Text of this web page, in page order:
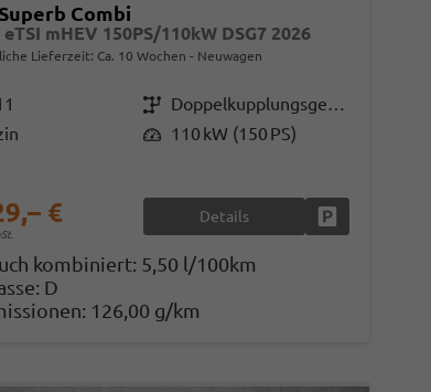
Combi
eTSI mHEV 150PS/110kW DSG7 2026
Lieferzeit: Ca. 10 Wochen Neuwagen
Getriebe
Doppelkupplungsgetriebe (DSG)
Leistung 110 kW (150 PS)
€ Details
kombiniert: 5,50 l/100km
D
126,00 g/km